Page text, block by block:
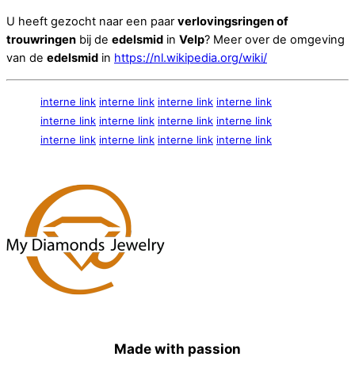
U heeft gezocht naar een paar verlovingsringen of
trouwringen bij de edelsmid in Velp? Meer over de omgeving
van de edelsmid in https://nl.wikipedia.org/wiki/
interne link interne link interne link interne link
interne link interne link interne link interne link
interne link interne link interne link interne link
Made with passion